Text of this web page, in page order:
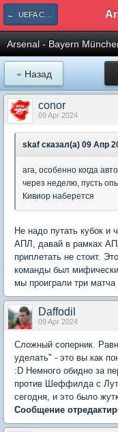
← UEFA Champions League
Arsenal - Bayern
« Назад
conor
09 Apr 2024
skaf сказал(а) 09 Апр
ага, особенно когда
через неделю, пусть
Кивиор наберется
Не надо путать кубок и
АПЛ, давай в рамках
приплетать не стоит.
команды был
мы проиграли три
Daffodil
09 Apr 2024
Сложный соперник.
уделать" - это вы как
:D Немного обидно за
против Шеффилда с
сегодня, и это было
Сообщение